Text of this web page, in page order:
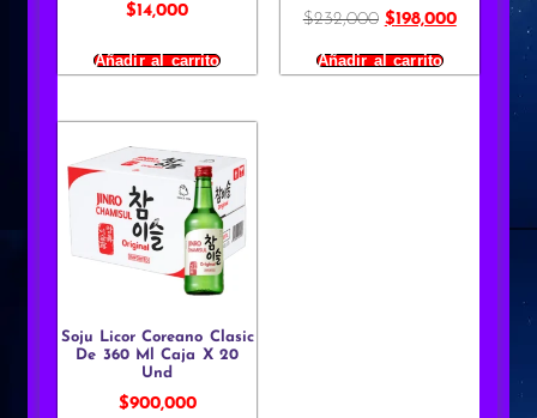
$14,000
Añadir al carrito
$232,000 $198,000
Añadir al carrito
Soju Licor Coreano Clasic
De 360 Ml Caja X 20
Und
$900,000